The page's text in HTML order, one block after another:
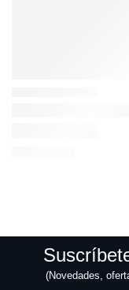
(Novedades,